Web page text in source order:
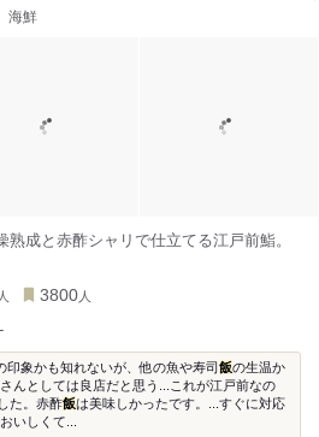
海鮮
熟成と赤酢シャリで仕立てる江戸前鮨。
人 3800 人
-
印象かも知れないが、他の魚や寿司 飯の生温か
んとしては良店だと思う...これが江戸前なの
た。赤酢飯は美味しかったです。...すぐに対応
いしくて...